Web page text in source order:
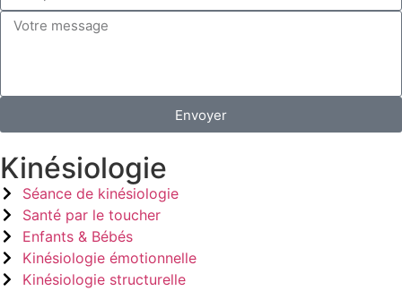
Envoyer
Kinésiologie
Séance de kinésiologie
Santé par le toucher
Enfants & Bébés
Kinésiologie émotionnelle
Kinésiologie structurelle